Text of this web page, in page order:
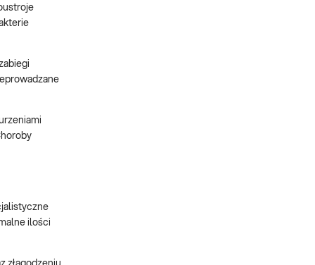
ilości